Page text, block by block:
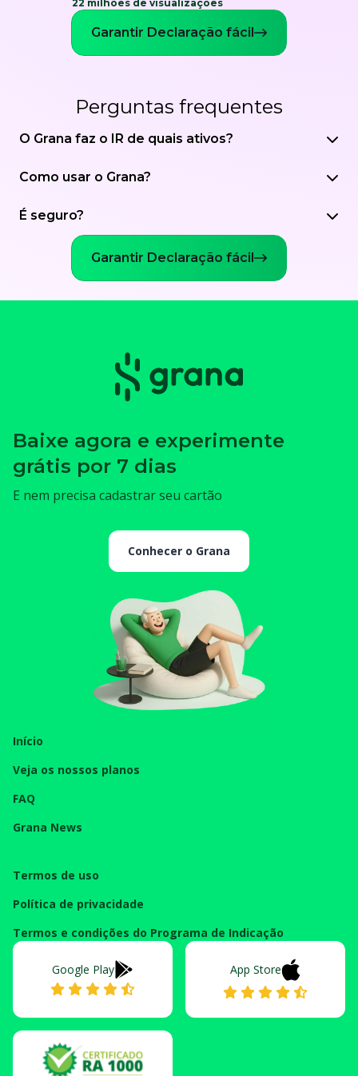
22 milhões de visualizações
Garantir Declaração fácil
Perguntas frequentes
O Grana faz o IR de quais ativos?
Como usar o Grana?
É seguro?
Garantir Declaração fácil
Baixe agora e experimente
grátis por 7 dias
E nem precisa cadastrar seu cartão
Conhecer o Grana
Início
Veja os nossos planos
FAQ
Grana News
Termos de uso
Política de privacidade
Termos e condições do Programa de Indicação
Google Play App Store